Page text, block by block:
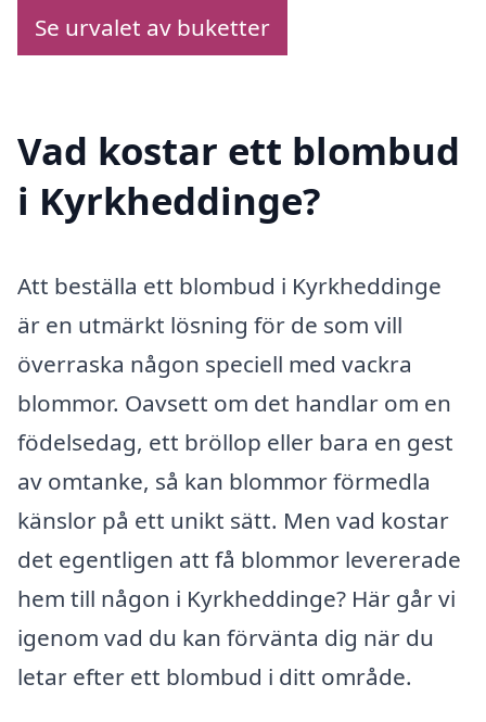
Se urvalet av buketter
Vad kostar ett blombud
i Kyrkheddinge?
Att beställa ett blombud i Kyrkheddinge
är en utmärkt lösning för de som vill
överraska någon speciell med vackra
blommor. Oavsett om det handlar om en
födelsedag, ett bröllop eller bara en gest
av omtanke, så kan blommor förmedla
känslor på ett unikt sätt. Men vad kostar
det egentligen att få blommor levererade
hem till någon i Kyrkheddinge? Här går vi
igenom vad du kan förvänta dig när du
letar efter ett blombud i ditt område.